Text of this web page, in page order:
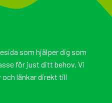
som hjälper dig som
för just ditt behov. Vi
länkar direkt till